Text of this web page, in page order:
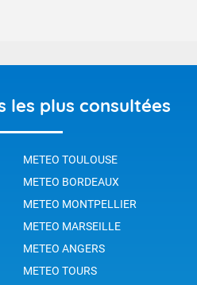
les plus consultées
METEO TOULOUSE
METEO BORDEAUX
METEO MONTPELLIER
METEO MARSEILLE
METEO ANGERS
METEO TOURS